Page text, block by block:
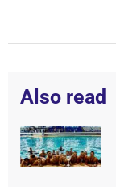
Also read